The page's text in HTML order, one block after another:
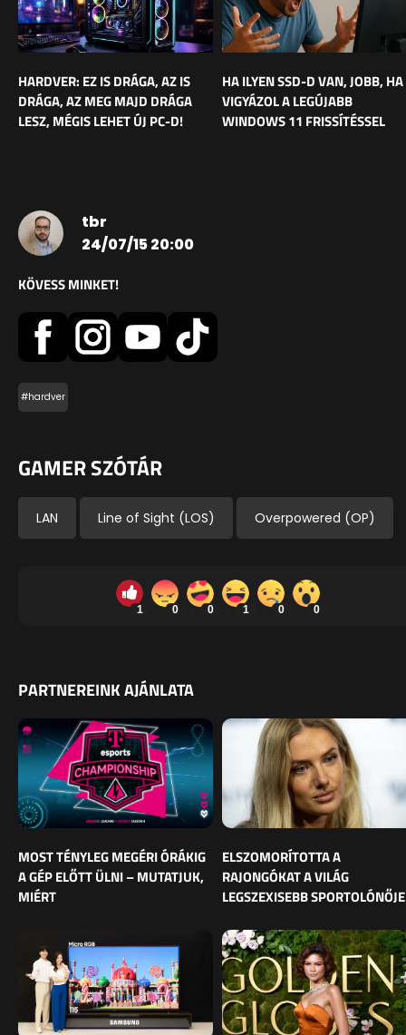
HARDVER: EZ IS DRÁGA, AZ IS
DRÁGA, AZ MEG MAJD DRÁGA
LESZ, MÉGIS LEHET ÚJ PC-D!
HA ILYEN SSD-D VAN, JOBB, HA
VIGYÁZOL A LEGÚJABB
WINDOWS 11 FRISSÍTÉSSEL
tbr
24/07/15 20:00
KÖVESS MINKET!
#hardver
GAMER SZÓTÁR
LAN Line of Sight (LOS) Overpowered (OP)
1 0 0 1 0 0
PARTNEREINK AJÁNLATA
MOST TÉNYLEG MEGÉRI ÓRÁKIG
A GÉP ELŐTT ÜLNI – MUTATJUK,
MIÉRT
ELSZOMORÍTOTTA A
RAJONGÓKAT A VILÁG
LEGSZEXISEBB SPORTOLÓNŐJE